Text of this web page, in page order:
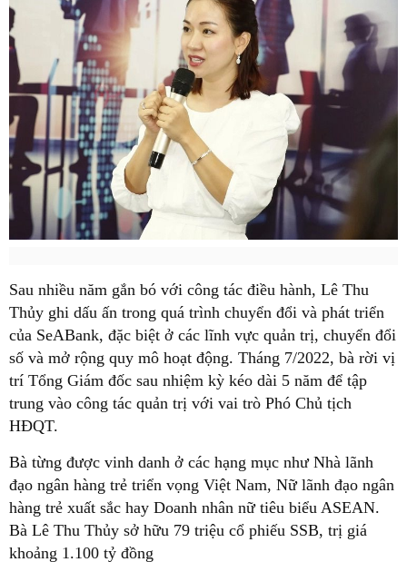
Sau nhiều năm gắn bó với công tác điều hành, Lê Thu
Thủy ghi dấu ấn trong quá trình chuyển đổi và phát triển
của SeABank, đặc biệt ở các lĩnh vực quản trị, chuyển đổi
số và mở rộng quy mô hoạt động. Tháng 7/2022, bà rời vị
trí Tổng Giám đốc sau nhiệm kỳ kéo dài 5 năm để tập
trung vào công tác quản trị với vai trò Phó Chủ tịch
HĐQT.
Bà từng được vinh danh ở các hạng mục như Nhà lãnh
đạo ngân hàng trẻ triển vọng Việt Nam, Nữ lãnh đạo ngân
hàng trẻ xuất sắc hay Doanh nhân nữ tiêu biểu ASEAN.
Bà Lê Thu Thủy sở hữu 79 triệu cổ phiếu SSB, trị giá
khoảng 1.100 tỷ đồng